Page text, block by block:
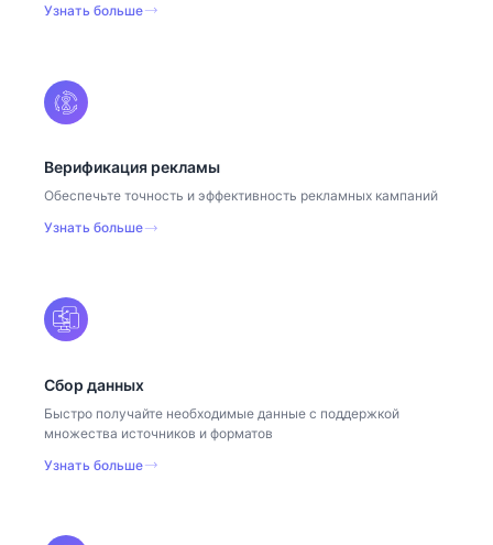
Узнать больше
Верификация рекламы
Обеспечьте точность и эффективность рекламных кампаний
Узнать больше
Сбор данных
Быстро получайте необходимые данные с поддержкой
множества источников и форматов
Узнать больше